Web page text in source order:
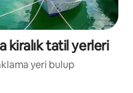
kiralık tatil yerleri
yeri bulup